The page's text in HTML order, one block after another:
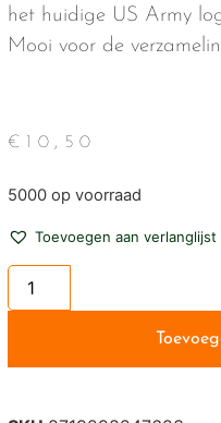
het huidige US Army
Mooi voor de
€ 10,50
5000 op voorraad
Toevoegen aan verlanglijst